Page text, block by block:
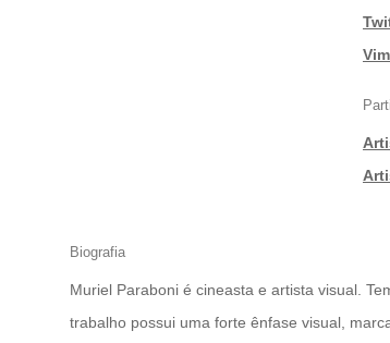
|
|
|
Biografia
Muriel Paraboni é cineasta e artista visual.
trabalho possui uma forte ênfase visual,